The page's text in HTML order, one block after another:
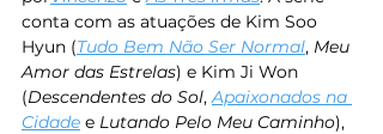
conta com as atuações de Kim Soo
Hyun (Tudo Bem Não Ser Normal, Meu
Amor das Estrelas) e Kim Ji Won
(Descendentes do Sol, Apaixonados na
Cidade e Lutando Pelo Meu Caminho),